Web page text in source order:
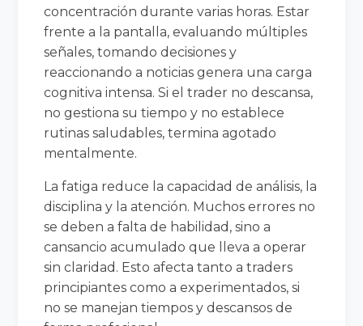
concentración durante varias horas. Estar
frente a la pantalla, evaluando múltiples
señales, tomando decisiones y
reaccionando a noticias genera una carga
cognitiva intensa. Si el trader no descansa,
no gestiona su tiempo y no establece
rutinas saludables, termina agotado
mentalmente.
La fatiga reduce la capacidad de análisis, la
disciplina y la atención. Muchos errores no
se deben a falta de habilidad, sino a
cansancio acumulado que lleva a operar
sin claridad. Esto afecta tanto a traders
principiantes como a experimentados, si
no se manejan tiempos y descansos de